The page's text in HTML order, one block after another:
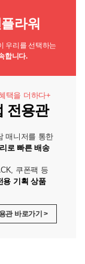
라워
우리를 선택하는
합니다.
택을 더하다+
전용관
매니저를 통한
로 빠른 배송
쿠폰팩 등
용 기획 상품
관 바로가기 >